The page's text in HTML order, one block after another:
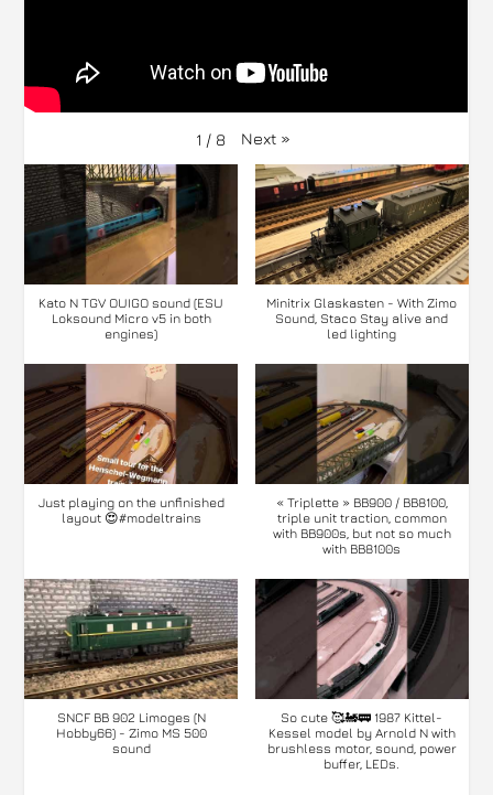
1 / 8 Next »
Kato N TGV OUIGO sound (ESU
Loksound Micro v5 in both
engines)
Minitrix Glaskasten - With Zimo
Sound, Staco Stay alive and
led lighting
Just playing on the unfinished
layout 😍#modeltrains
« Triplette » BB900 / BB8100,
triple unit traction, common
with BB900s, but not so much
with BB8100s
SNCF BB 902 Limoges (N
Hobby66) - Zimo MS 500
sound
So cute 🥰🚂🚃 1987 Kittel-
Kessel model by Arnold N with
brushless motor, sound, power
buffer, LEDs.